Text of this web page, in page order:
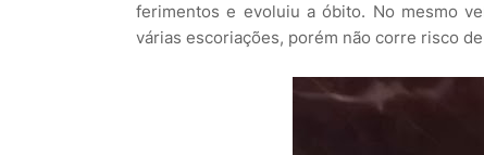
ferimentos e evoluiu a óbito. No mesmo
várias escoriações, porém não corre risco